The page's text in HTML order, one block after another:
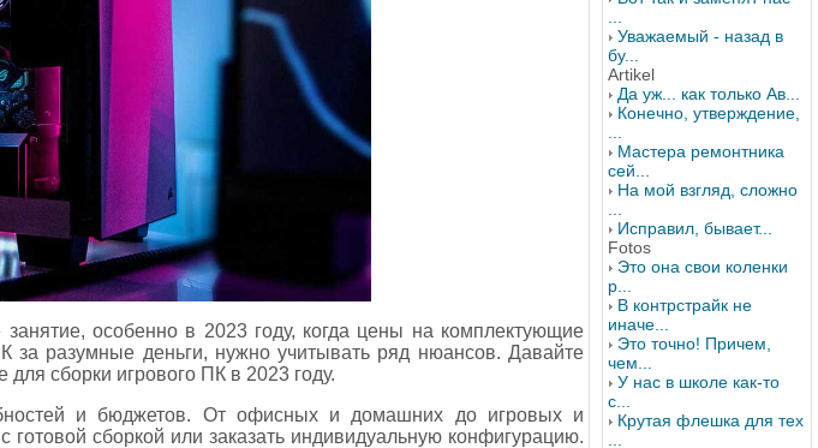
особенно в 2023 году, когда цены на комплектующие
разумные деньги, нужно учитывать ряд нюансов. Давайте
сборки игрового ПК в 2023 году.
и бюджетов. От офисных и домашних до игровых и
с готовой сборкой или заказать индивидуальную конфигурацию.
Уважаемый - назад в
бу...
Artikel
Да уж... как только Ав...
Конечно, утверждение,
Мастера ремонтника
сей...
На мой взгляд, сложно
Исправил, бывает...
Fotos
Это она свои коленки
р...
В контрстрайк не
иначе...
Это точно! Причем,
чем...
У нас в школе как-то
с...
Крутая флешка для тех